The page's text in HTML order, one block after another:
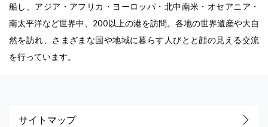
船し、アジア・アフリカ・ヨーロッパ・北中南米・オセアニア・
南太平洋など世界中、200以上の港を訪問。各地の世界遺産や大自
然を訪れ、さまざまな国や地域に暮らす人びとと顔の見える交流
を行っています。
サイトマップ